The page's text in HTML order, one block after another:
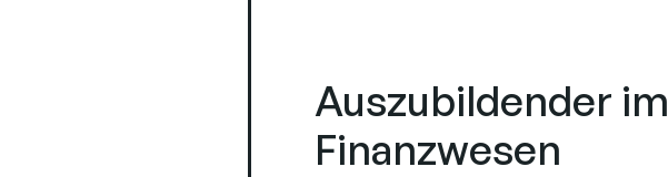
Auszubildender im
Finanzwesen